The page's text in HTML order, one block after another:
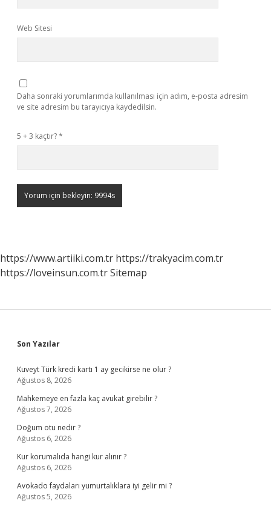
Web Sitesi
Daha sonraki yorumlarımda kullanılması için adım, e-posta adresim
ve site adresim bu tarayıcıya kaydedilsin.
5 + 3 kaçtır?*
https://www.artiiki.com.tr https://trakyacim.com.tr
https://loveinsun.com.trSitemap
Sidebar
Son Yazılar
Kuveyt Türk kredi kartı 1 ay gecikirse ne olur ?
Ağustos 8, 2026
Mahkemeye en fazla kaç avukat girebilir ?
Ağustos 7, 2026
Doğum otu nedir ?
Ağustos 6, 2026
Kur korumalıda hangi kur alınır ?
Ağustos 6, 2026
Avokado faydaları yumurtalıklara iyi gelir mi ?
Ağustos 5, 2026